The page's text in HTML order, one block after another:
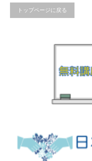
トップページに戻る